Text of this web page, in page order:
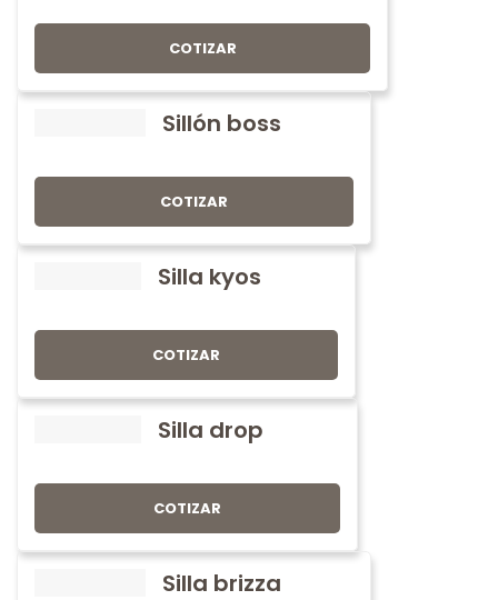
COTIZAR
Sillón boss
COTIZAR
Silla kyos
COTIZAR
Silla drop
COTIZAR
Silla brizza